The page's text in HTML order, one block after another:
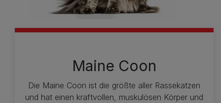
Maine Coon
Die Maine Coon ist die größte aller Rassekatzen
und hat einen kraftvollen, muskulösen Körper und